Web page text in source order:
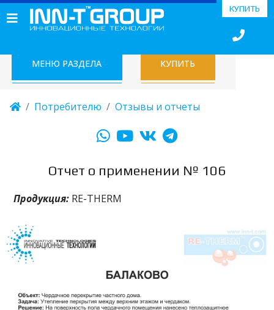
КУПИТЬ
МЕНЮ РАЗДЕЛА КУПИТЬ
Потребителю Отзывы и отчеты
Отчет о применении № 106
Продукция: RE-THERM